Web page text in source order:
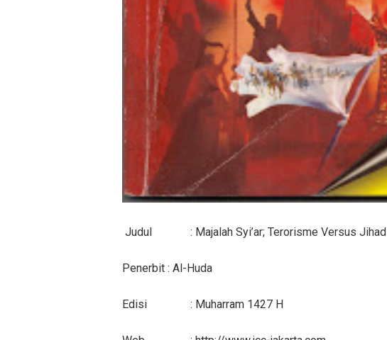
Judul : Majalah Syi’ar; Terorisme Versus Jihad
Penerbit : Al-Huda
Edisi : Muharram 1427 H